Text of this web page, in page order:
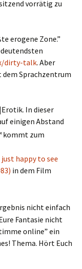
vorrätig zu
erogene Zone.”
dirty-talk. Aber
dem Sprachzentrum
In dieser
einigen Abstand
kommt zum
happy to see
in dem Film
nicht einfach
Fantasie nicht
online” ein
Thema. Hört Euch